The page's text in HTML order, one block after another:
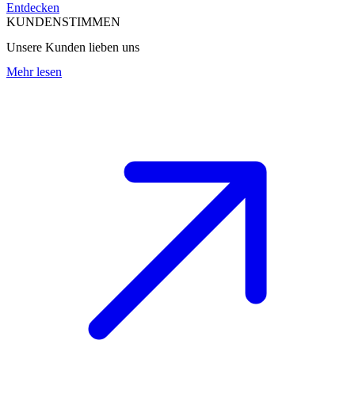
Entdecken
KUNDENSTIMMEN
Unsere Kunden lieben uns
Mehr lesen